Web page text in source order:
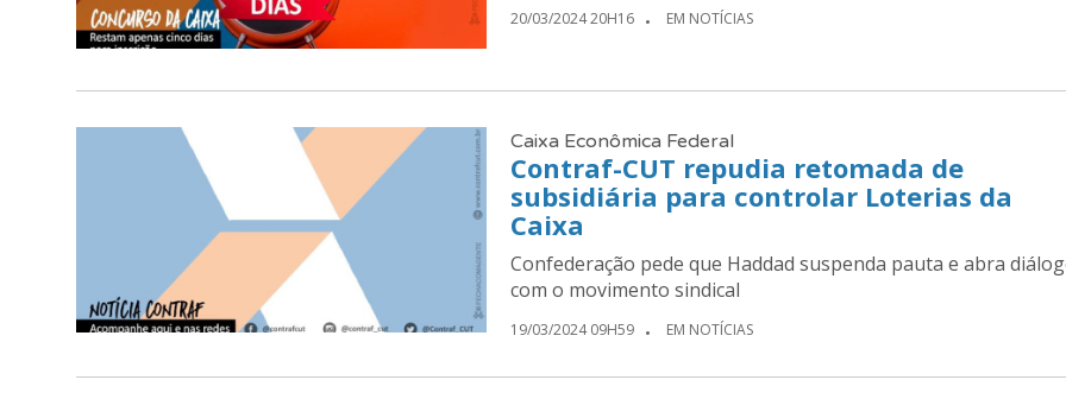
20/03/2024 20H16 EM NOTÍCIAS
Caixa Econômica Federal
Contraf-CUT repudia retomada de
subsidiária para controlar Loterias da
Caixa
Confederação pede que Haddad suspenda pauta e abra
com o movimento sindical
19/03/2024 09H59 EM NOTÍCIAS